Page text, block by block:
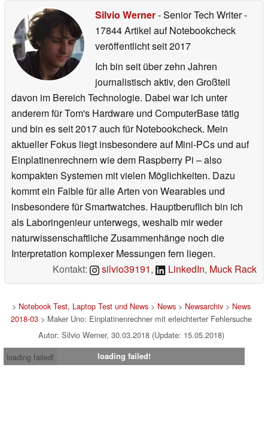
Silvio Werner- Senior Tech Writer-
17844 Artikel auf Notebookcheck
veröffentlichtseit 2017
Ich bin seit über zehn Jahren
journalistisch aktiv, den Großteil
davon im Bereich Technologie. Dabei war ich unter
anderem für Tom's Hardware und ComputerBase tätig
und bin es seit 2017 auch für Notebookcheck. Mein
aktueller Fokus liegt insbesondere auf Mini-PCs und auf
Einplatinenrechnern wie dem Raspberry Pi – also
kompakten Systemen mit vielen Möglichkeiten. Dazu
kommt ein Faible für alle Arten von Wearables und
insbesondere für Smartwatches. Hauptberuflich bin ich
als Laboringenieur unterwegs, weshalb mir weder
naturwissenschaftliche Zusammenhänge noch die
Interpretation komplexer Messungen fern liegen.
Kontakt:
silvio39191, LinkedIn, Muck Rack
> Notebook Test, Laptop Test und News> News> Newsarchiv> News
2018-03> Maker Uno: Einplatinenrechner mit erleichterter Fehlersuche
Autor: Silvio Werner, 30.03.2018 (Update: 15.05.2018)
loading failed!
loading failed!